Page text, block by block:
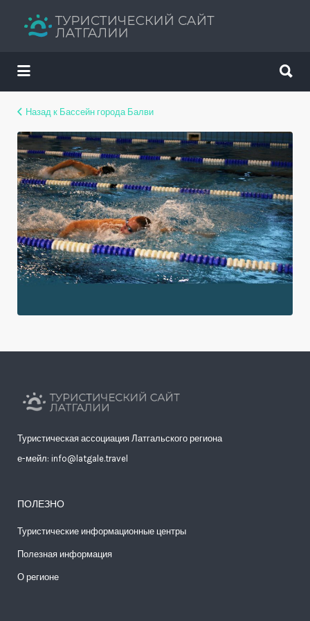
Путеводитель твоего отдыха
Искать:
Назад к Бассейн города Балви
Туристическая ассоциация Латгальского региона
е-мейл: info@latgale.travel
ПОЛЕЗНО
Туристические информационные центры
Полезная информация
О регионе